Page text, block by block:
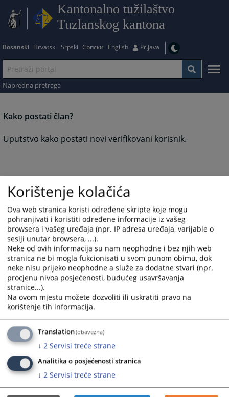
Kantonalno tužilaštvo
Tuzlanskog kantona
Bosanski Hrvatski Srpski Српски English Prijava
Napredna pretraga
Kako postati član?
Uputstvo kako postati novi verifikovani korisnik.
Korištenje kolačića
Ova web stranica koristi određene skripte koje mogu
pohranjivati i koristiti određene informacije iz vašeg
browsera i vašeg uređaja (npr. IP adresa uređaja, varijable o
sesiji unutar browsera, ...).
Neke od ovih informacija su nam neophodne i bez njih web
stranica ne bi mogla fukcionisati u svom punom obimu, dok
neke nisu prijeko neophodne a služe za dodatne stvari (npr.
procjenu nivoa posjećenosti, budućeg usavršavanja
stranice...).
Na ovom mjestu možete dozvoliti ili uskratiti pravo na
korištenje tih informacija.
Translation(obavezna)
↓ 2 Servisi treće strane
Analitika o posjećenosti stranica
↓ 2 Servisi treće strane